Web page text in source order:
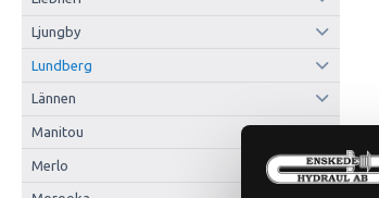
Ljungby
Lundberg
Lännen
Manitou
Merlo